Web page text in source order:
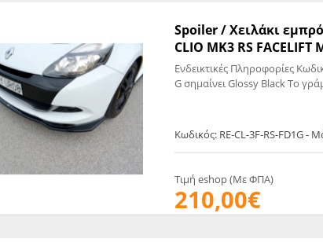
Spoiler / Χειλάκι
CLIO MK3 RS
Ενδεικτικές Πληροφορίες
G σημαίνει Glossy Black Το
Κωδικός: RE-CL-3F-RS-FD1G -
Τιμή eshop (Με ΦΠΑ)
210,00€